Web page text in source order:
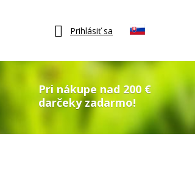
Prihlásiť sa
Pri nákupe nad 200 €
darčeky zadarmo!